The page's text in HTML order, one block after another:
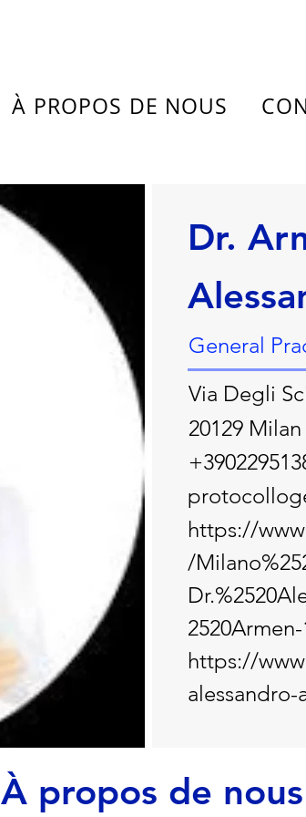
À PROPOS DE NOUS
Dr.
General
Via Degli
20129 Milan
https://
/
https://
alessandro-
À propos de nous